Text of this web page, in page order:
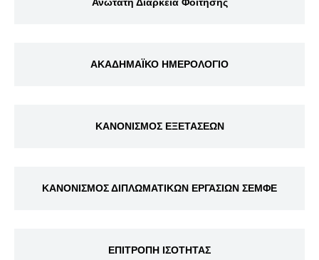
ΑΚΑΔΗΜΑΪΚΟ ΗΜΕΡΟΛΟΓΙΟ
ΚΑΝΟΝΙΣΜΟΣ ΕΞΕΤΑΣΕΩΝ
ΚΑΝΟΝΙΣΜΟΣ ΔΙΠΛΩΜΑΤΙΚΩΝ ΕΡΓΑΣΙΩΝ ΣΕΜΦΕ
ΕΠΙΤΡΟΠΗ ΙΣΟΤΗΤΑΣ